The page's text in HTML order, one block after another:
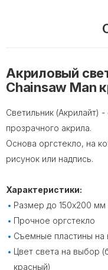
Акриловый
Chainsaw Man
Светильник (Акрилайт)
прозрачного акрила.
Основа оргстекло, на
рисунок или надпись.
Характеристики:
Размер до 150х200 мм
Прочное оргстекло
Съемные пластины на
Цвет света на выбор
красный)